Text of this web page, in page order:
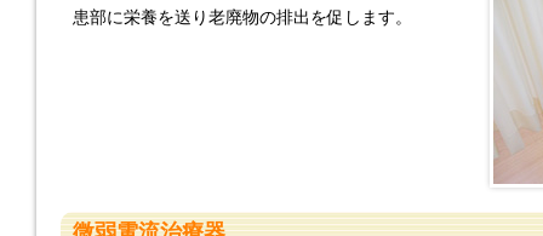
患部に栄養を送り老廃物の排出を促します。